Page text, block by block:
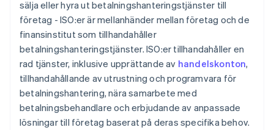
sälja eller hyra ut betalningshanteringstjänster till
företag - ISO:er är mellanhänder mellan företag och de
finansinstitut som tillhandahåller
betalningshanteringstjänster. ISO:er tillhandahåller en
rad tjänster, inklusive upprättande av handelskonton,
tillhandahållande av utrustning och programvara för
betalningshantering, nära samarbete med
betalningsbehandlare och erbjudande av anpassade
lösningar till företag baserat på deras specifika behov.